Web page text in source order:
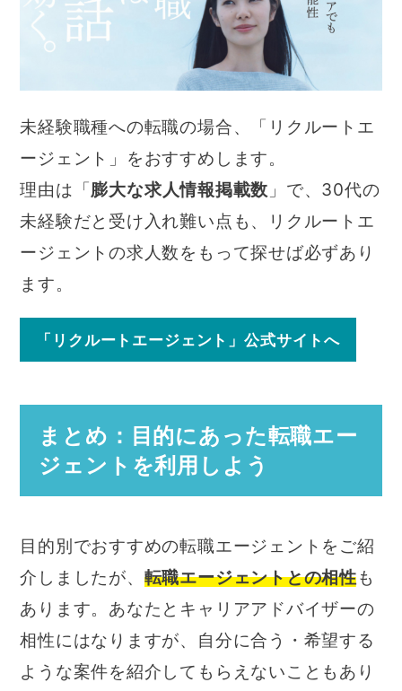
未経験職種への転職の場合、「リクルートエ
ージェント」をおすすめします。
理由は「膨大な求人情報掲載数 」で、30代の
未経験だと受け入れ難い点も、リクルートエ
ージェントの求人数をもって探せば必ずあり
ます。
「リクルートエージェント」公式サイトへ
まとめ：目的にあった転職エー
ジェントを利用しよう
目的別でおすすめの転職エージェントをご紹
介しましたが、 転職エージェントとの相性も
あります。あなたとキャリアアドバイザーの
相性にはなりますが、自分に合う・希望する
ような案件を紹介してもらえないこともあり